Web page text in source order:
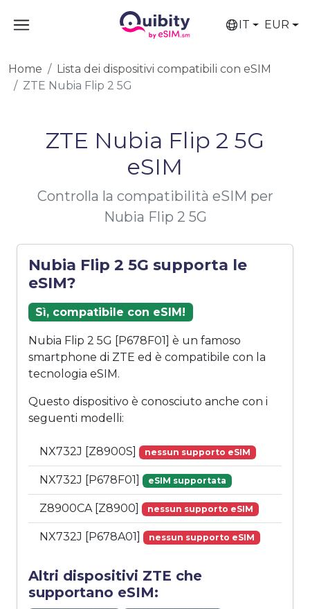
IT EUR
Home
Lista dei dispositivi compatibili con eSIM
ZTE Nubia Flip 2 5G
ZTE Nubia Flip 2 5G
eSIM
Controlla la compatibilità eSIM per
Nubia Flip 2 5G
Nubia Flip 2 5G supporta le
eSIM?
Sì, compatibile con eSIM!
Nubia Flip 2 5G [P678F01] è un famoso
smartphone di ZTE ed è compatibile con la
tecnologia eSIM.
Questo dispositivo è conosciuto anche con i
seguenti modelli:
NX732J [Z8900S] nessun supporto eSIM
NX732J [P678F01] eSIM supportata
Z8900CA [Z8900] nessun supporto eSIM
NX732J [P678A01] nessun supporto eSIM
Altri dispositivi ZTE che
supportano eSIM: